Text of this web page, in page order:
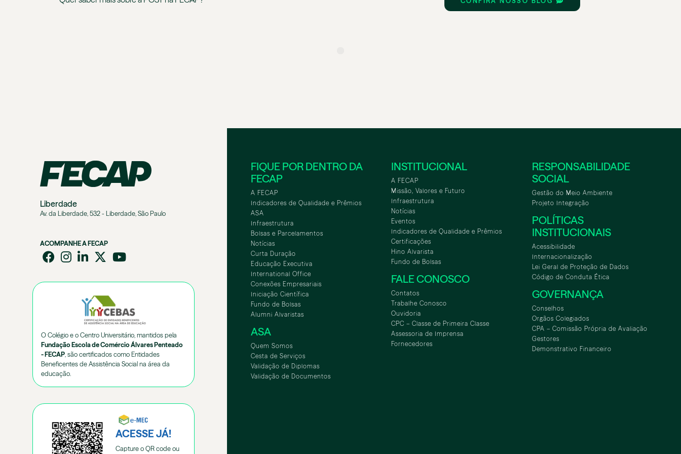
Liberdade
Av. da Liberdade, 532 - Liberdade, São Paulo
ACOMPANHE A FECAP
O Colégio e o Centro Universitário, mantidos pela
Fundação Escola de Comércio Álvares Penteado
- FECAP , são certificados como Entidades
Beneficentes de Assistência Social na área da
educação.
ACESSE JÁ!
Capture o QR code ou
FIQUE POR DENTRO DA
FECAP
A FECAP
Indicadores de Qualidade e Prêmios
ASA
Infraestrutura
Bolsas e Parcelamentos
Notícias
Curta Duração
Educação Executiva
International Office
Conexões Empresariais
Iniciação Científica
Fundo de Bolsas
Alumni Alvaristas
ASA
Quem Somos
Cesta de Serviços
Validação de Diplomas
Validação de Documentos
INSTITUCIONAL
A FECAP
Missão, Valores e Futuro
Infraestrutura
Notícias
Eventos
Indicadores de Qualidade e Prêmios
Certificações
Hino Alvarista
Fundo de Bolsas
FALE CONOSCO
Contatos
Trabalhe Conosco
Ouvidoria
CPC – Classe de Primeira Classe
Assessoria de Imprensa
Fornecedores
RESPONSABILIDADE
SOCIAL
Gestão do Meio Ambiente
Projeto Integração
POLÍTICAS
INSTITUCIONAIS
Acessibilidade
Internacionalização
Lei Geral de Proteção de Dados
Código de Conduta Ética
GOVERNANÇA
Conselhos
Orgãos Colegiados
CPA – Comissão Própria de Avaliação
Gestores
Demonstrativo Financeiro